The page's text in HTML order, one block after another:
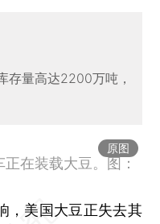
存量高达2200万吨，
原图
在装载大豆。图：
，美国大豆正失去其